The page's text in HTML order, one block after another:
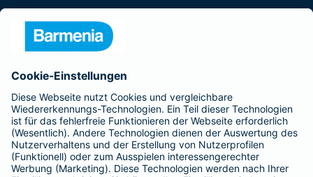
Barmenia ist Teil der BarmeniaGothaer
BELIEBTE SEITEN
Kranken-Zusatzversicherung
Tierversicherungen
Haftpflichtversicherung